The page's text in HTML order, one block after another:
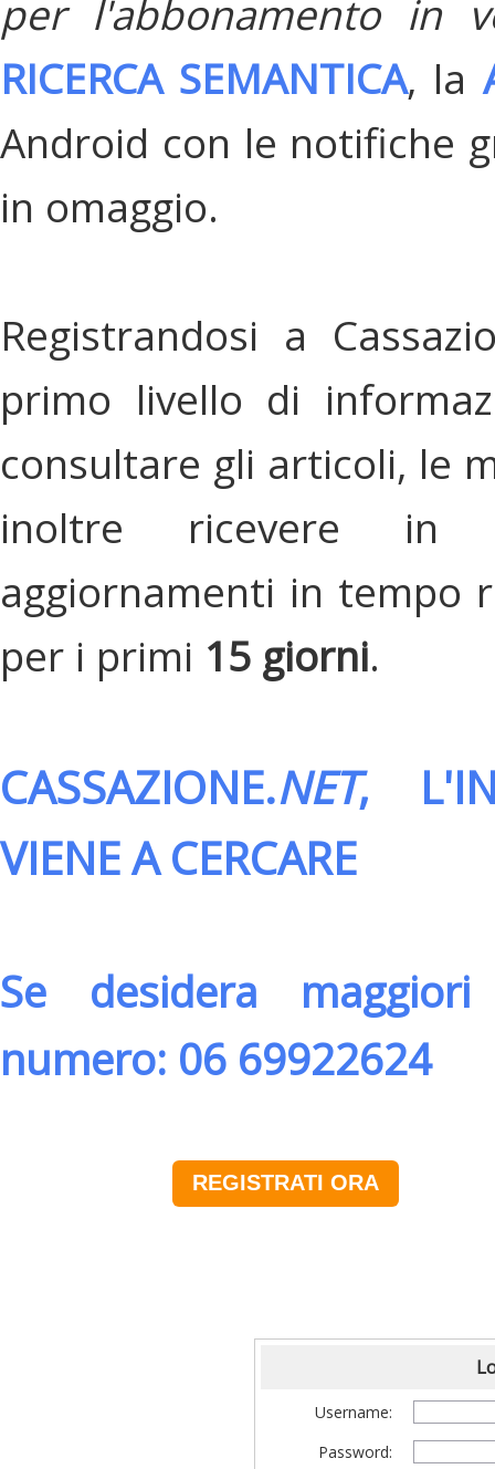
per l'abbonamento in
RICERCA SEMANTICA, la
Android con le notifiche
in omaggio.
Registrandosi a
primo livello di
consultare gli articoli, le
inoltre ricevere in
aggiornamenti in tempo
per i primi 15 giorni.
CASSAZIONE.NET,
VIENE A CERCARE
Se desidera
numero: 06 69922624
REGISTRATI ORA
Username:
Password: